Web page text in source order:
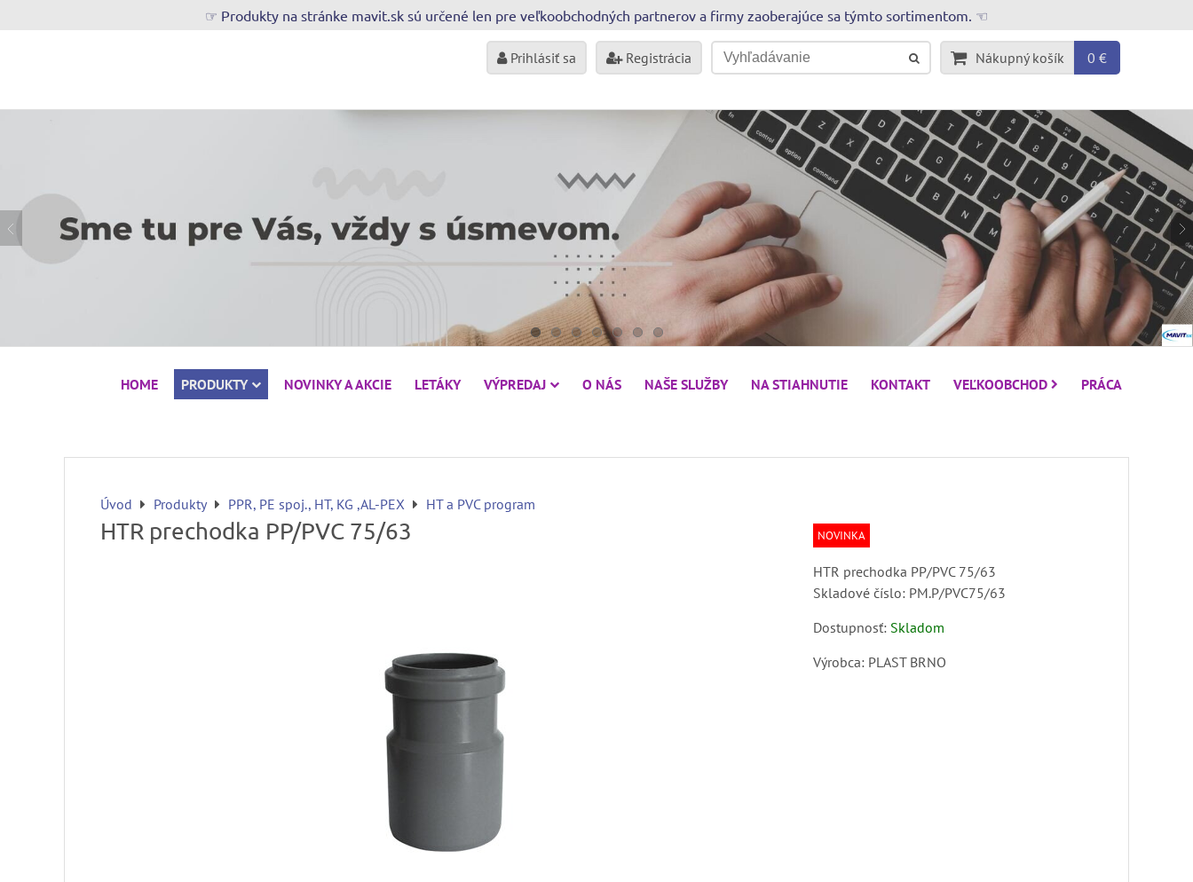
☞ Produkty na stránke mavit.sk sú určené len pre veľkoobchodných partnerov a firmy zaoberajúce sa týmto sortimentom. ☜
Prihlásiť sa Registrácia Nákupný košík 0 €
HOME PRODUKTY NOVINKY A AKCIE LETÁKY VÝPREDAJ O NÁS NAŠE SLUŽBY NA STIAHNUTIE KONTAKT VEĽKOOBCHOD PRÁCA
Úvod Produkty PPR, PE spoj., HT, KG ,AL-PEX HT a PVC program
HTR prechodka PP/PVC 75/63 NOVINKA
HTR prechodka PP/PVC 75/63
Skladové číslo: PM.P/PVC75/63
Dostupnosť: Skladom
Výrobca: PLAST BRNO